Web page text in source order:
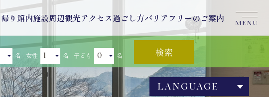
り 館内施設周辺観光アクセス過ごし方バリアフリーのご案内 MENU
LANGUAGE
名 女性 名 子ども 名